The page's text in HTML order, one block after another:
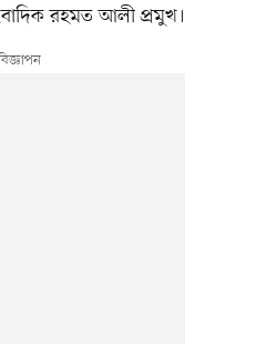
রহমত আলী প্রমুখ।